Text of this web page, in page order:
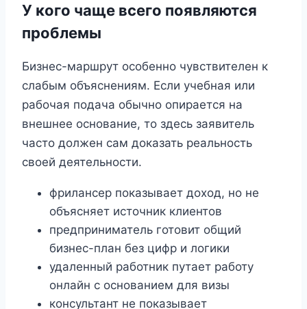
У кого чаще всего появляются
проблемы
Бизнес-маршрут особенно чувствителен к
слабым объяснениям. Если учебная или
рабочая подача обычно опирается на
внешнее основание, то здесь заявитель
часто должен сам доказать реальность
своей деятельности.
фрилансер показывает доход, но не
объясняет источник клиентов
предприниматель готовит общий
бизнес-план без цифр и логики
удаленный работник путает работу
онлайн с основанием для визы
консультант не показывает